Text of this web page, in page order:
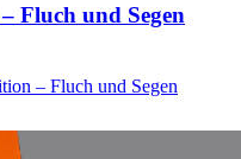
Fluch und Segen
– Fluch und Segen